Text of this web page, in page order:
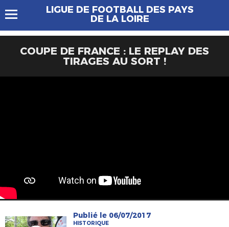
LIGUE DE FOOTBALL DES PAYS
DE LA LOIRE
COUPE DE FRANCE : LE REPLAY DES
TIRAGES AU SORT !
Publié le 06/07/2017
HISTORIQUE